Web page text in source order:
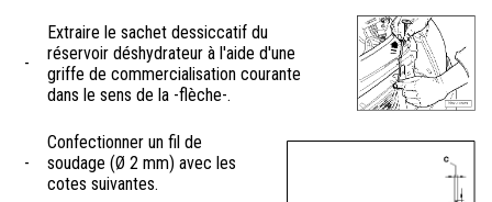
-
Extraire le sachet dessiccatif du
réservoir déshydrateur à l'aide d'une
griffe de commercialisation courante
dans le sens de la -flèche-.
-
Confectionner un fil de
soudage (Ø 2 mm) avec les
cotes suivantes.